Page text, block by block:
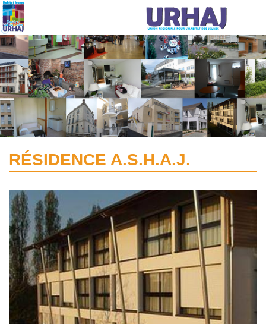
Aller au contenu principal
RÉSIDENCE A.S.H.A.J.